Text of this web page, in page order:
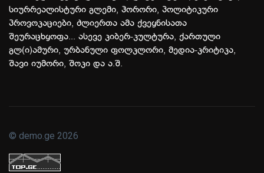
სიურრეალისტური გლემი, ჰორორი, პოლიტიკური
პროვოკაციები, ძლიერთა ამა ქვეყნისათა
შეურაცხყოფა... ასევე კიბერ-კულტურა, ქართული
გლ(ი)ამური, ურბანული ფოლკლორი, მედია-კრიტიკა,
შავი იუმორი, შოკი და ა.შ.
© demo.ge 2026